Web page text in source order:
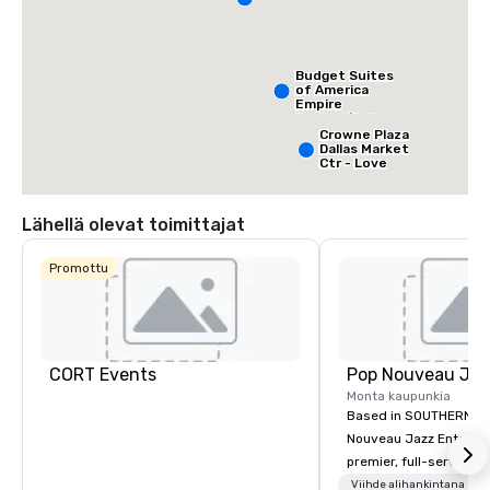
Crowne Plaza
Dallas Market
Ctr - Love
Budget Suites
of America
Empire
Central/Dallas
Lähellä olevat toimittajat
Promottu
CORT Events
Monta kaupunkia
Based in SOUTHERN
Nouveau Jazz
premier, full-service
entertainment
Viihde alihankintana